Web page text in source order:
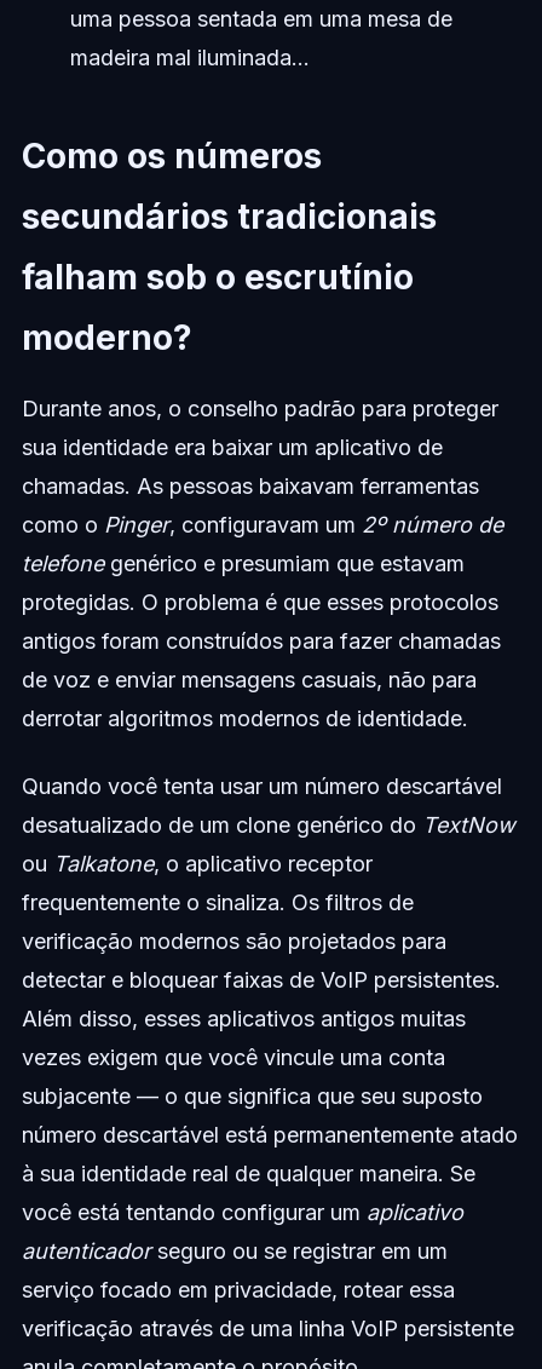
uma pessoa sentada em uma mesa de
madeira mal iluminada...
Como os números
secundários tradicionais
falham sob o escrutínio
moderno?
Durante anos, o conselho padrão para proteger
sua identidade era baixar um aplicativo de
chamadas. As pessoas baixavam ferramentas
como o Pinger, configuravam um 2º número de
telefonegenérico e presumiam que estavam
protegidas. O problema é que esses protocolos
antigos foram construídos para fazer chamadas
de voz e enviar mensagens casuais, não para
derrotar algoritmos modernos de identidade.
Quando você tenta usar um número descartável
desatualizado de um clone genérico do TextNow
ou Talkatone, o aplicativo receptor
frequentemente o sinaliza. Os filtros de
verificação modernos são projetados para
detectar e bloquear faixas de VoIP persistentes.
Além disso, esses aplicativos antigos muitas
vezes exigem que você vincule uma conta
subjacente — o que significa que seu suposto
número descartável está permanentemente atado
à sua identidade real de qualquer maneira. Se
você está tentando configurar um aplicativo
autenticadorseguro ou se registrar em um
serviço focado em privacidade, rotear essa
verificação através de uma linha VoIP persistente